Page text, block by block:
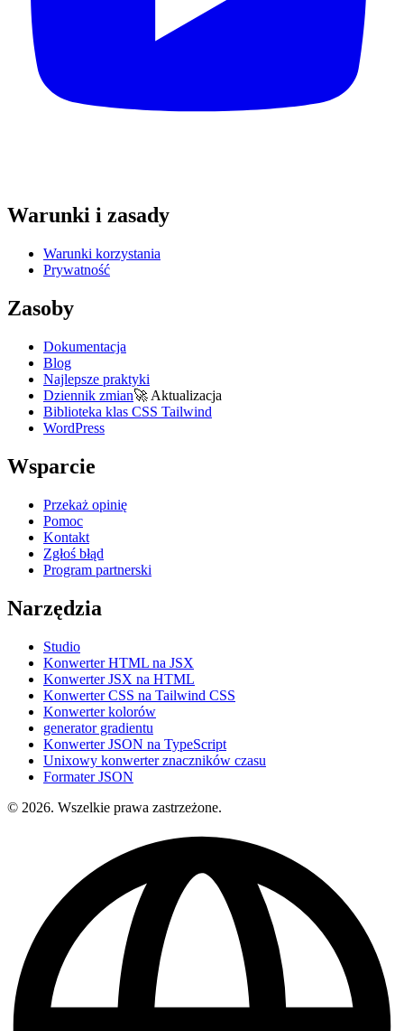
Warunki i zasady
Warunki korzystania
Prywatność
Zasoby
Dokumentacja
Blog
Najlepsze praktyki
Dziennik zmian🚀 Aktualizacja
Biblioteka klas CSS Tailwind
WordPress
Wsparcie
Przekaż opinię
Pomoc
Kontakt
Zgłoś błąd
Program partnerski
Narzędzia
Studio
Konwerter HTML na JSX
Konwerter JSX na HTML
Konwerter CSS na Tailwind CSS
Konwerter kolorów
generator gradientu
Konwerter JSON na TypeScript
Unixowy konwerter znaczników czasu
Formater JSON
© 2026. Wszelkie prawa zastrzeżone.